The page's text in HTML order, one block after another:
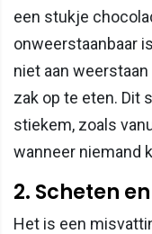
een stukje
onweerstaanbaar
niet aan
zak op te eten. Dit
stiekem, zoals
wanneer niemand
2. Scheten
Het is een